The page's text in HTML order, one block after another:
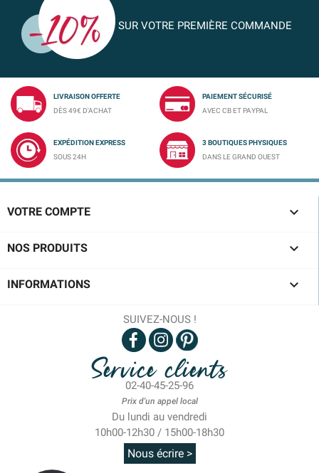
SUR VOTRE PREMIÈRE COMMANDE
LIVRAISON OFFERTE
DÈS 49€ D'ACHAT
PAIEMENT SÉCURISÉ
AVEC CB ET PAYPAL
EXPÉDITION EXPRESS
SOUS 24H
3 BOUTIQUES PHYSIQUES
DANS LE GRAND OUEST
VOTRE COMPTE 
NOS PRODUITS 
INFORMATIONS 
SUIVEZ-NOUS !
Service clients
02-40-45-25-96
Prix d'un appel local
Du lundi au vendredi
10h00-12h30 / 15h00-18h30
Nous écrire >